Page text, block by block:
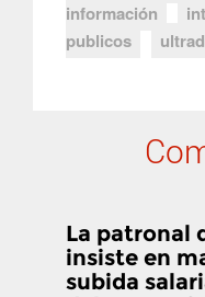
información
publicos
La patronal
insiste en
subida